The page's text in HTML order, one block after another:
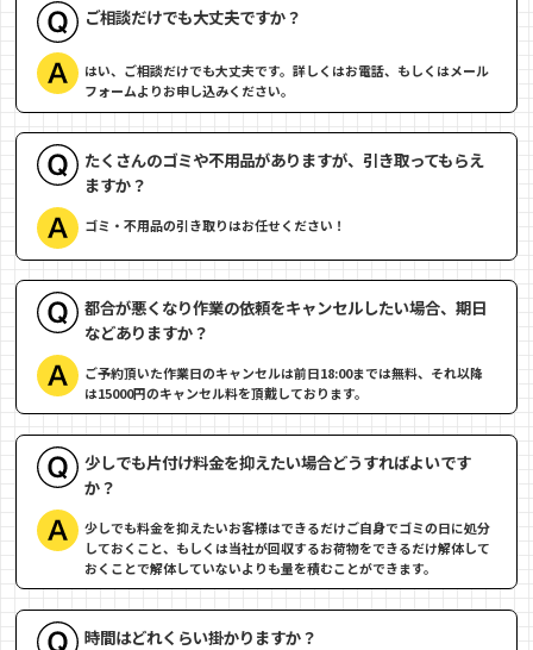
ご相談だけでも大丈夫ですか？
はい、ご相談だけでも大丈夫です。詳しくはお電話、もしくはメール
フォームよりお申し込みください。
たくさんのゴミや不用品がありますが、引き取ってもらえ
ますか？
ゴミ・不用品の引き取りはお任せください！
都合が悪くなり作業の依頼をキャンセルしたい場合、期日
などありますか？
ご予約頂いた作業日のキャンセルは前日18:00までは無料、それ以降
は15000円のキャンセル料を頂戴しております。
少しでも片付け料金を抑えたい場合どうすればよいです
か？
少しでも料金を抑えたいお客様はできるだけご自身でゴミの日に処分
しておくこと、もしくは当社が回収するお荷物をできるだけ解体して
おくことで解体していないよりも量を積むことができます。
時間はどれくらい掛かりますか？